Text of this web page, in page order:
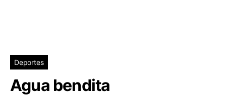
Deportes
Agua bendita